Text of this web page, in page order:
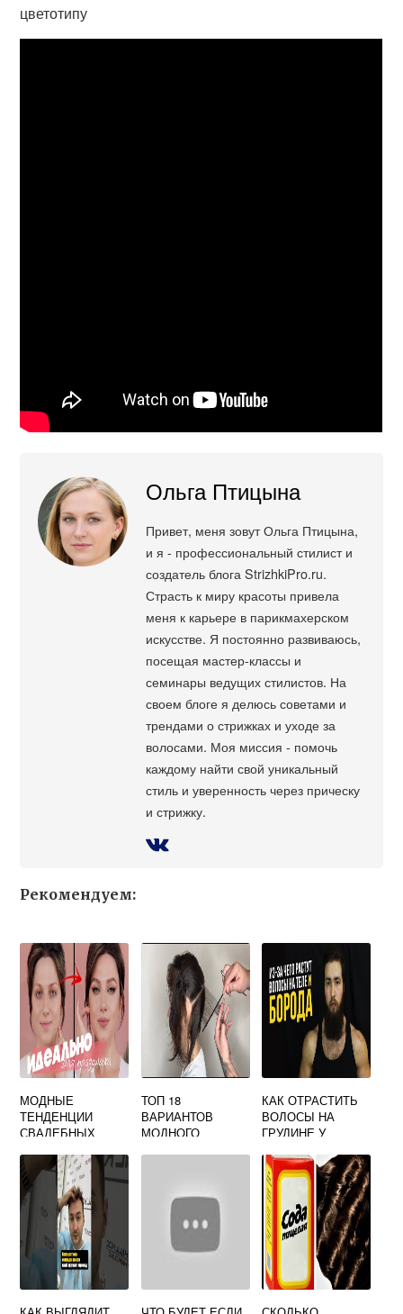
цветотипу
Ольга Птицына
Привет, меня зовут Ольга Птицына,
и я - профессиональный стилист и
создатель блога StrizhkiPro.ru.
Страсть к миру красоты привела
меня к карьере в парикмахерском
искусстве. Я постоянно развиваюсь,
посещая мастер-классы и
семинары ведущих стилистов. На
своем блоге я делюсь советами и
трендами о стрижках и уходе за
волосами. Моя миссия - помочь
каждому найти свой уникальный
стиль и уверенность через прическу
и стрижку.
Рекомендуем:
МОДНЫЕ
ТЕНДЕНЦИИ
СВАДЕБНЫХ
ДЛИННЫЕ
ВОЛОСЫ С ФОТО
ТОП 18
ВАРИАНТОВ
МОДНОГО
СТРИЖКИ
КАК ОТРАСТИТЬ
ВОЛОСЫ НА
ГРУДИНЕ У